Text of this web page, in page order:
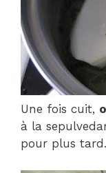
Une fois cuit,
à la
pour plus tard.